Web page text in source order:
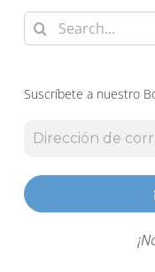
Search
for:
Suscríbete a nuestro